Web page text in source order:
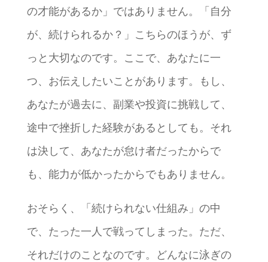
の才能があるか」ではありません。「自分
が、続けられるか？」こちらのほうが、ず
っと大切なのです。ここで、あなたに一
つ、お伝えしたいことがあります。もし、
あなたが過去に、副業や投資に挑戦して、
途中で挫折した経験があるとしても。それ
は決して、あなたが怠け者だったからで
も、能力が低かったからでもありません。
おそらく、「続けられない仕組み」の中
で、たった一人で戦ってしまった。ただ、
それだけのことなのです。どんなに泳ぎの